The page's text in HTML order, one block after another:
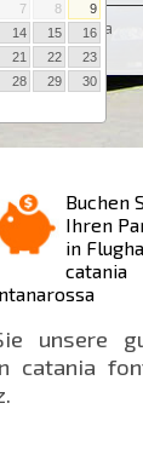
fontanarossa
Buchen
Ihren
in
catania
unsere
catania
7 8
9
14 15
16
21 22
23
28 29
30